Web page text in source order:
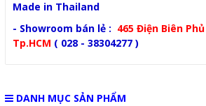
Made in Thailand
- Showroom bán lẻ : 465 Điện Biên
Tp.HCM ( 028 - 38304277 )
DANH MỤC SẢN PHẨM